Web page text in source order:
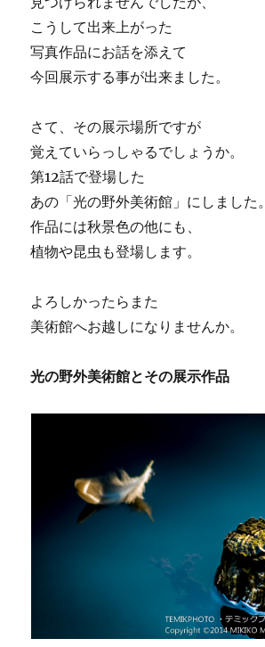
こうして出来上がった
写真作品にお話を添えて
今回展示する事が出来ました。
さて、その展示場所ですが
覚えていらっしゃるでしょうか。
第12話で登場した
あの「光の野外美術館」にしました。
作品には秋景色の他にも、
植物や昆虫も登場します。
よろしかったらまた
美術館へお越しになりませんか。
光の野外美術館とその展示作品